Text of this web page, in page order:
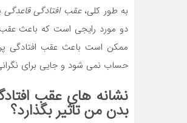
به طور کلی،عقب افتادگی قاعدگی
دو مورد رایجی است که باعث عقب
ممکن است باعث عقب افتادگی پریود شود
حساب نمی شود و جایی برای
نشانه های عقب
بدن من تاثیر بگذارد؟